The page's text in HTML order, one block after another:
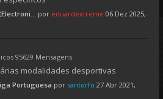
por eduardextreme 06 Dez 2025,
95629 Mensagens
modalidades desportivas
Portuguesa por santorfo 27 Abr 2021,